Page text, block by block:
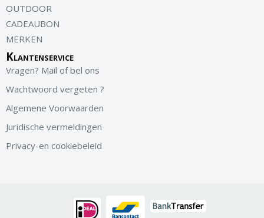
OUTDOOR
CADEAUBON
MERKEN
Klantenservice
Vragen? Mail of bel ons
Wachtwoord vergeten ?
Algemene Voorwaarden
Juridische vermeldingen
Privacy-en cookiebeleid